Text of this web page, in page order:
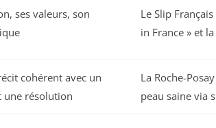
ses valeurs, son
Le Slip
in France » et
cohérent avec un
une résolution
La Roche-
peau saine via